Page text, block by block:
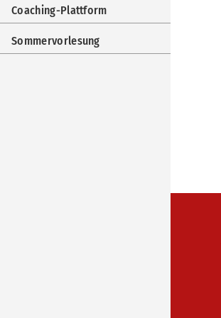
Coaching-Plattform
Sommervorlesung